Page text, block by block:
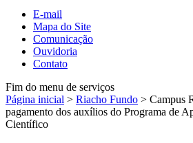
E-mail
Mapa do Site
Comunicação
Ouvidoria
Contato
Fim do menu de serviços
Página inicial > Riacho Fundo > Campus
pagamento dos auxílios do Programa de
Científico